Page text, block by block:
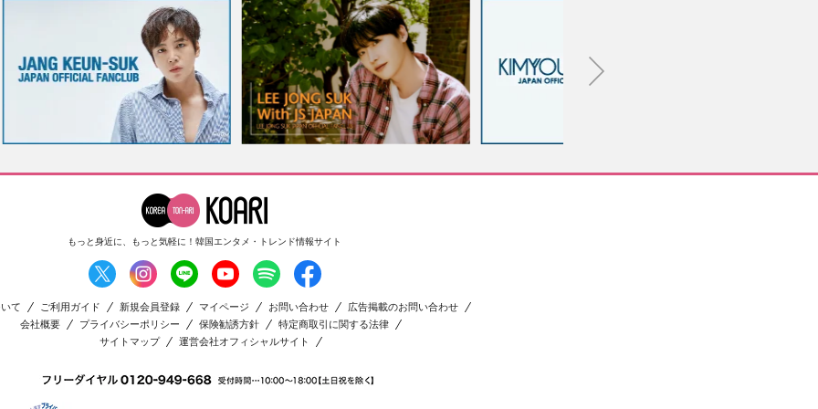
もっと身近に、もっと気軽に！ 韓国エンタメ・トレンド情報サイト
て ご利用ガイド 新規会員登録 マイページ お問い合わせ
広告掲載のお問い合わせ
会社概要
プライバシーポリシー 保険勧誘方針
特定商取引に関する法律
サイトマップ
運営会社オフィシャルサイト